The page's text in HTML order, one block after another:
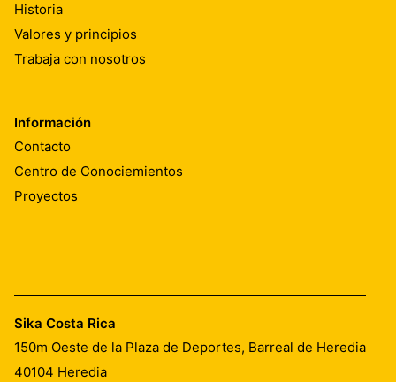
Historia
Valores y principios
Trabaja con nosotros
Información
Contacto
Centro de Conociemientos
Proyectos
Sika Costa Rica
150m Oeste de la Plaza de Deportes, Barreal de Heredia
40104 Heredia